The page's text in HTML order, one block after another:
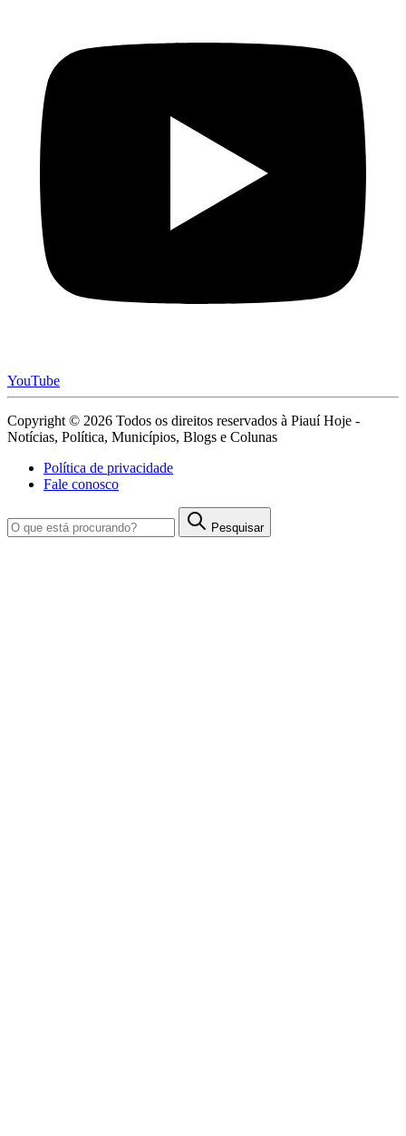
YouTube
Copyright © 2026 Todos os direitos reservados à Piauí Hoje -
Notícias, Política, Municípios, Blogs e Colunas
Política de privacidade
Fale conosco
Pesquisar